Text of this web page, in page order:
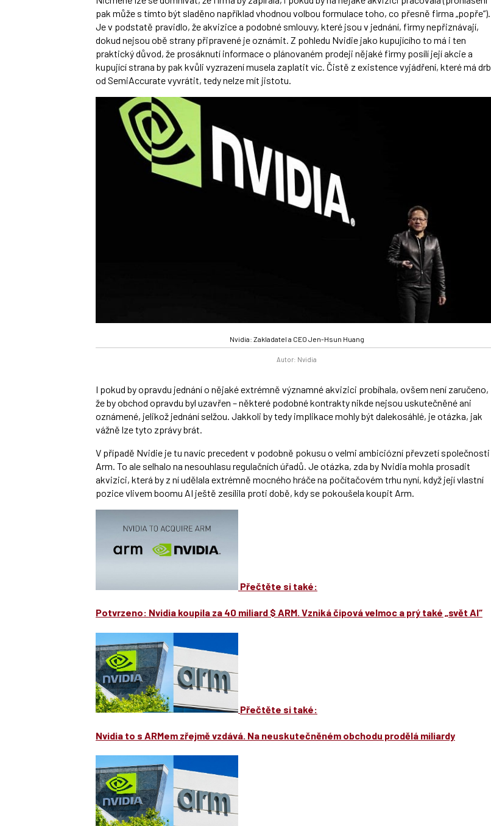
pak může s tímto být sladěno například vhodnou volbou formulace toho, co přesně firma „popře“).
Je v podstatě pravidlo, že akvizice a podobné smlouvy, které jsou v jednání, firmy nepřiznávají,
dokud nejsou obě strany připravené je oznámit. Z pohledu Nvidie jako kupujícího to má i ten
praktický důvod, že prosáknutí informace o plánovaném prodeji nějaké firmy posílí její akcie a
kupující strana by pak kvůli vyzrazení musela zaplatit víc. Čistě z existence vyjádření, které má drb
od SemiAccurate vyvrátit, tedy nelze mít jistotu.
Nvidia: Zakladatel a CEO Jen-Hsun Huang
Autor: Nvidia
I pokud by opravdu jednání o nějaké extrémně významné akvizici probíhala, ovšem není zaručeno,
že by obchod opravdu byl uzavřen – některé podobné kontrakty nikde nejsou uskutečněné ani
oznámené, jelikož jednání selžou. Jakkoli by tedy implikace mohly být dalekosáhlé, je otázka, jak
vážně lze tyto zprávy brát.
V případě Nvidie je tu navíc precedent v podobně pokusu o velmi ambiciózní převzetí společnosti
Arm. To ale selhalo na nesouhlasu regulačních úřadů. Je otázka, zda by Nvidia mohla prosadit
akvizici, která by z ní udělala extrémně mocného hráče na počítačovém trhu nyní, když její vlastní
pozice vlivem boomu AI ještě zesílila proti době, kdy se pokoušela koupit Arm.
Přečtěte si také:
Potvrzeno: Nvidia koupila za 40 miliard $ ARM. Vzniká čipová velmoc a prý také „svět AI“
Přečtěte si také:
Nvidia to s ARMem zřejmě vzdává. Na neuskutečněném obchodu prodělá miliardy